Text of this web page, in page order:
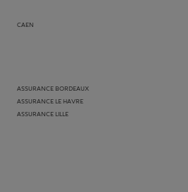
CAEN
ASSURANCE BORDEAUX
ASSURANCE LE HAVRE
ASSURANCE LILLE